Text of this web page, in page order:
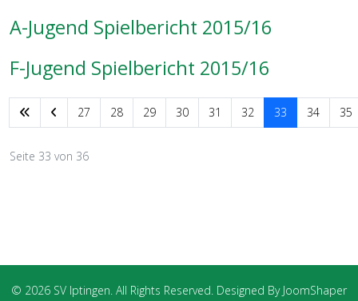
A-Jugend Spielbericht 2015/16
F-Jugend Spielbericht 2015/16
27 28 29 30 31 32 33 34 35
Seite 33 von 36
© 2026 SV Iptingen. All Rights Reserved. Designed By JoomShaper